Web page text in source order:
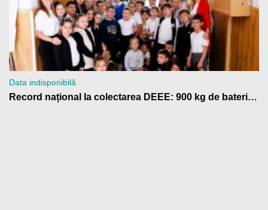
Data indisponibilă
Record național la colectarea DEEE: 900 kg de baterii trimise la reciclare de Școala Gimnazială „Anton Pann” Râmnicu Vâlcea